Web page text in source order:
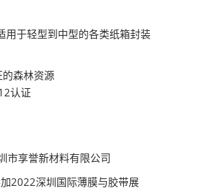
用于轻型到中型的各类纸箱封装
森林资源
认证
市享誉新材料有限公司
2022深圳国际薄膜与胶带展